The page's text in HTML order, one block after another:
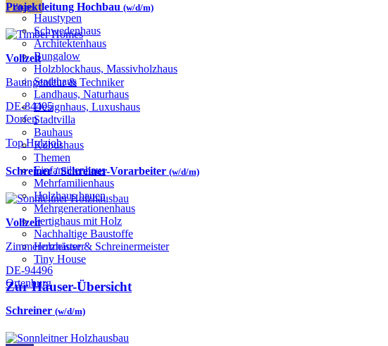
Häuser
Haustypen
Schwedenhaus
Architektenhaus
Bungalow
Holzblockhaus, Massivholzhaus
Stadthaus
Landhaus, Naturhaus
Designhaus, Luxushaus
Stadtvilla
Bauhaus
Kubushaus
Themen
Einfamilienhaus
Mehrfamilienhaus
Holzhaus bauen
Mehrgenerationenhaus
Fertighaus mit Holz
Nachhaltige Baustoffe
Holzhäuser
Tiny House
Zur Häuser-Übersicht
Projektleitung Hochbau (w/d/m)
Vollzeit
Bauingenieur & Techniker
DE-84405
Dorfen
Top Holzjob
Schreiner / Schreiner-Vorarbeiter (w/d/m)
Vollzeit
Zimmerermeister & Schreinermeister
DE-94496
Ortenburg
Schreiner (w/d/m)